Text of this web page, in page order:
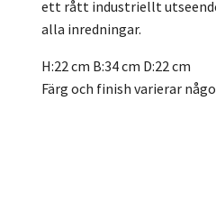
ett rått industriellt
alla inredningar.
H:22 cm B:34 cm D:22 cm
Färg och finish varierar